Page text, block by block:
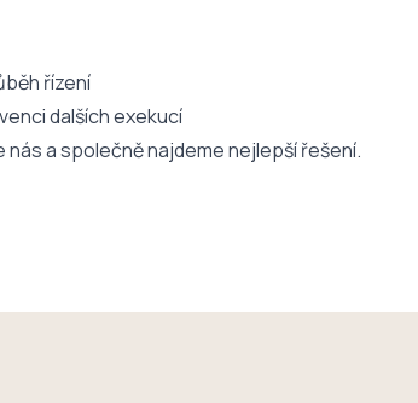
řízení
dalších exekucí
a společně najdeme nejlepší řešení.